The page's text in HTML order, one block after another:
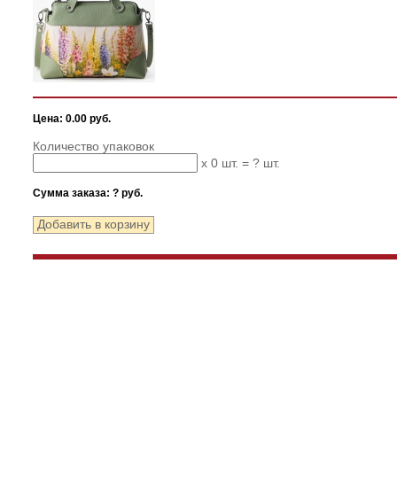
Цена: 0.00 руб.
Количество упаковок
x 0 шт. = ? шт.
Сумма заказа: ? руб.